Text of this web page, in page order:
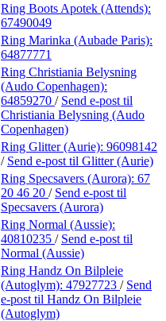
Ring Boots Apotek (Attends):
67490049
Ring Marinka (Aubade Paris):
64877771
Ring Christiania Belysning
(Audo Copenhagen):
64859270 / Send e-post til
Christiania Belysning (Audo
Copenhagen)
Ring Glitter (Aurie): 96098142
/ Send e-post til Glitter (Aurie)
Ring Specsavers (Aurora): 67
20 46 20 / Send e-post til
Specsavers (Aurora)
Ring Normal (Aussie):
40810235 / Send e-post til
Normal (Aussie)
Ring Handz On Bilpleie
(Autoglym): 47927723 / Send
e-post til Handz On Bilpleie
(Autoglym)